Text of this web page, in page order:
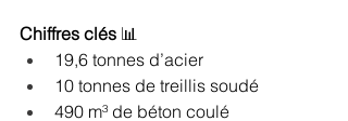
Chiffres clés 📊
19,6 tonnes d’acier
10 tonnes de treillis soudé
490 m³ de béton coulé